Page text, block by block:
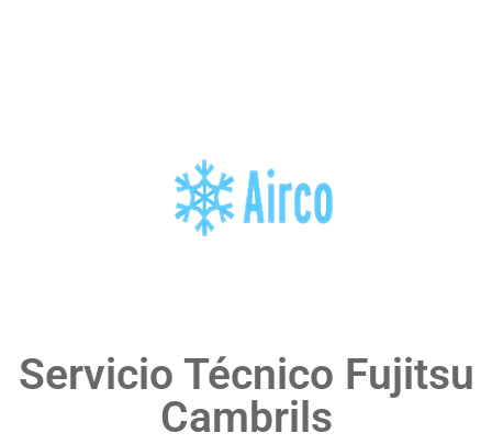
Servicio Técnico Fujitsu
Cambrils